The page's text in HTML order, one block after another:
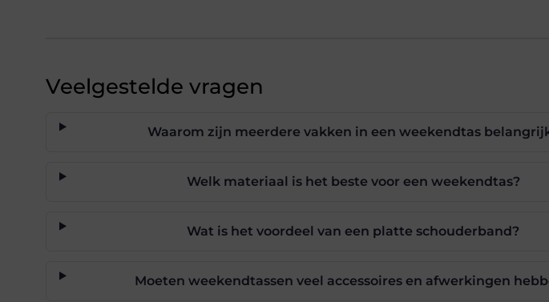
Veelgestelde vragen
Waarom zijn meerdere vakken in een weekendtas
Welk materiaal is het beste voor een weekendtas?
Wat is het voordeel van een platte schouderband?
Moeten weekendtassen veel accessoires en afwerkingen